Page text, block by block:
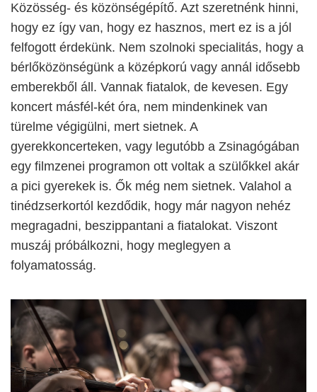
Közösség- és közönségépítő. Azt szeretnénk hinni,
hogy ez így van, hogy ez hasznos, mert ez is a jól
felfogott érdekünk. Nem szolnoki specialitás, hogy a
bérlőközönségünk a középkorú vagy annál idősebb
emberekből áll. Vannak fiatalok, de kevesen. Egy
koncert másfél-két óra, nem mindenkinek van
türelme végigülni, mert sietnek. A
gyerekkoncerteken, vagy legutóbb a Zsinagógában
egy filmzenei programon ott voltak a szülőkkel akár
a pici gyerekek is. Ők még nem sietnek. Valahol a
tinédzserkortól kezdődik, hogy már nagyon nehéz
megragadni, beszippantani a fiatalokat. Viszont
muszáj próbálkozni, hogy meglegyen a
folyamatosság.